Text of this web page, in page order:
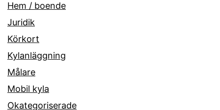
Hem / boende
Juridik
Körkort
Kylanläggning
Målare
Mobil kyla
Okategoriserade